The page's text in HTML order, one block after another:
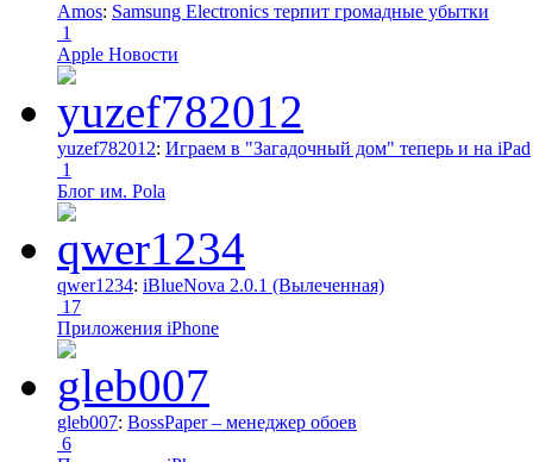
Amos: Samsung Electronics терпит громадные убытки
1
Apple Новости
yuzef782012: Играем в "Загадочный дом" теперь и на iPad
1
Блог им. Pola
qwer1234: iBlueNova 2.0.1 (Вылеченная)
17
Приложения iPhone
gleb007: BossPaper – менеджер обоев
6